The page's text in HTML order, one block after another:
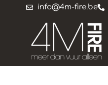
info@4m-fire.be